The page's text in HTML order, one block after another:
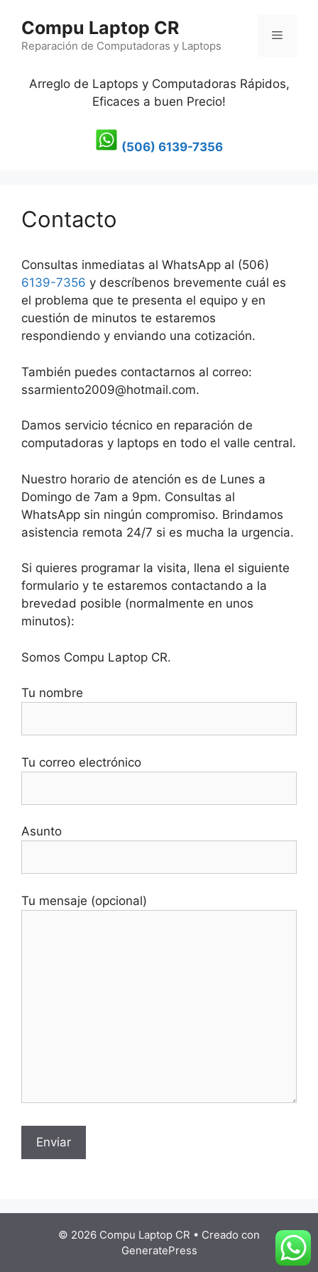
contenido
Compu Laptop CR
Reparación de Computadoras y Laptops
Menú
Arreglo de Laptops y Computadoras Rápidos,
Eficaces a buen Precio!
(506) 6139-7356
Contacto
Consultas inmediatas al WhatsApp al (506)
6139-7356 y descríbenos brevemente cuál es
el problema que te presenta el equipo y en
cuestión de minutos te estaremos
respondiendo y enviando una cotización.
También puedes contactarnos al correo:
ssarmiento2009@hotmail.com.
Damos servicio técnico en reparación de
computadoras y laptops en todo el valle central.
Nuestro horario de atención es de Lunes a
Domingo de 7am a 9pm. Consultas al
WhatsApp sin ningún compromiso. Brindamos
asistencia remota 24/7 si es mucha la urgencia.
Si quieres programar la visita, llena el siguiente
formulario y te estaremos contactando a la
brevedad posible (normalmente en unos
minutos):
Somos Compu Laptop CR.
Tu nombre
Tu correo electrónico
Asunto
Tu mensaje (opcional)
© 2026 Compu Laptop CR • Creado con
GeneratePress